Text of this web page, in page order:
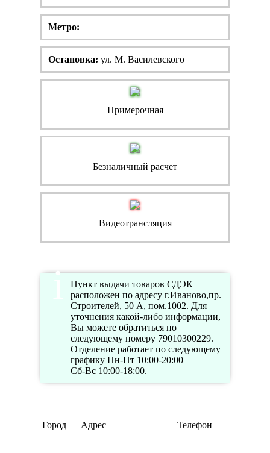
Метро:
Остановка: ул. М. Василевского
Примерочная
Безналичный расчет
Видеотрансляция
Пункт выдачи товаров СДЭК
расположен по адресу г.Иваново,пр.
Строителей, 50 А, пом.1002. Для
уточнения какой-либо информации,
Вы можете обратиться по
следующему номеру 79010300229.
Отделение работает по следующему
графику Пн-Пт 10:00-20:00
Сб-Вс 10:00-18:00.
Город Адрес Телефон